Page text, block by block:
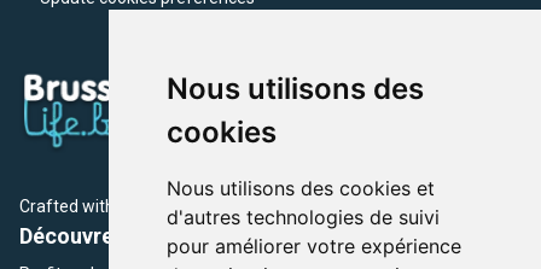
Nous utilisons des
cookies
Nous utilisons des cookies et
d'autres technologies de suivi
pour améliorer votre expérience
Crafted with by Brusselslife Team
Découvrez plus de 12 000 adresses et événements